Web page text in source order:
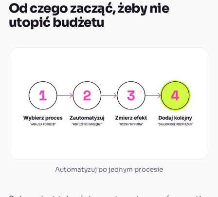
Od czego zacząć, żeby nie
utopić budżetu
Automatyzuj po jednym procesie